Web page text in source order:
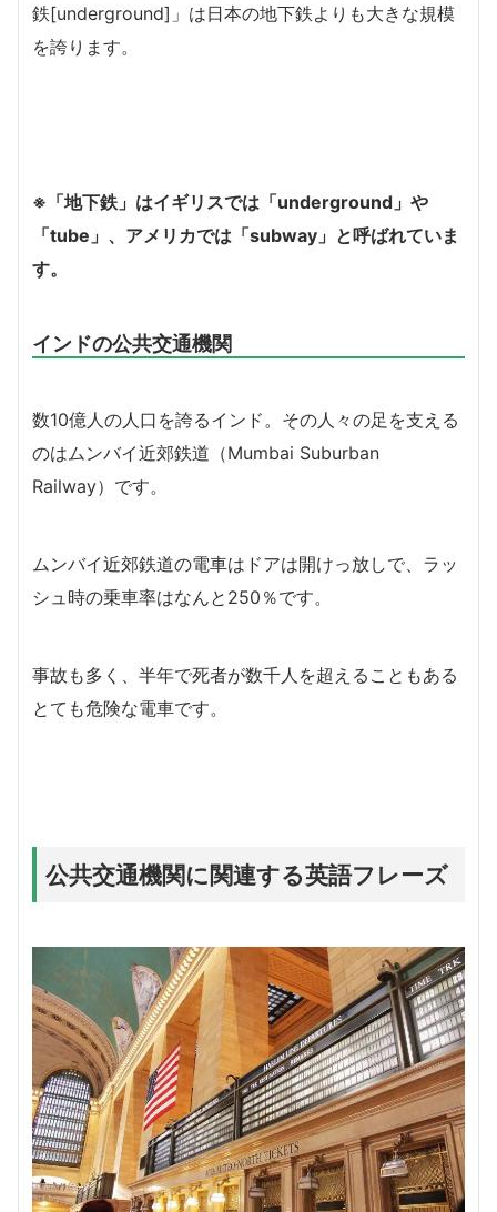
鉄[underground]」は日本の地下鉄よりも大きな規模
を誇ります。
※「地下鉄」はイギリスでは「underground」や
「tube」、アメリカでは「subway」と呼ばれていま
す。
インドの公共交通機関
数10億人の人口を誇るインド。その人々の足を支える
のはムンバイ近郊鉄道（Mumbai Suburban
Railway）です。
ムンバイ近郊鉄道の電車はドアは開けっ放しで、ラッ
シュ時の乗車率はなんと250％です。
事故も多く、半年で死者が数千人を超えることもある
とても危険な電車です。
公共交通機関に関連する英語フレーズ